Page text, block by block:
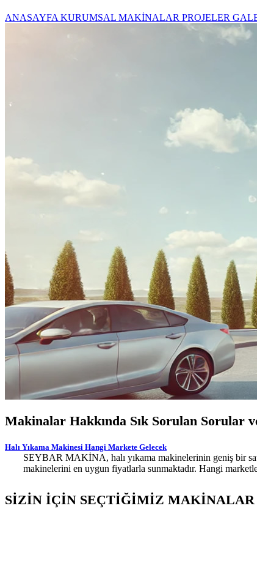
ANASAYFA KURUMSAL MAKİNALAR PROJELER
Makinalar Hakkında Sık Sorulan Sorular
Halı Yıkama Makinesi Hangi Markete Gelecek
SEYBAR MAKİNA, halı yıkama makinelerinin geniş bir
makinelerini en uygun fiyatlarla sunmaktadır. Hangi
SİZİN İÇİN SEÇTİĞİMİZ MAKİNALAR